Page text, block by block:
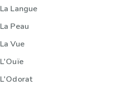
La Langue
La Peau
La Vue
L'Ouïe
L'Odorat